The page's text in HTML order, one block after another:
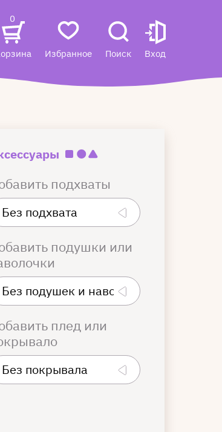
0
Избранное Поиск Вход
подхваты
подушки или
плед или